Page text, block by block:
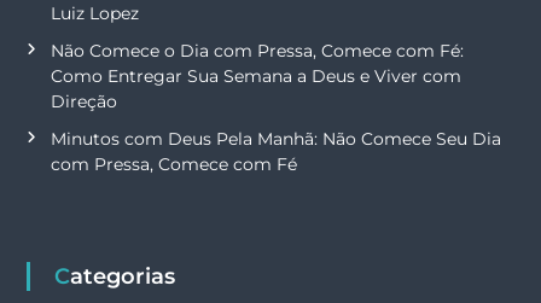
Luiz Lopez
Não Comece o Dia com Pressa, Comece com Fé:
Como Entregar Sua Semana a Deus e Viver com
Direção
Minutos com Deus Pela Manhã: Não Comece Seu Dia
com Pressa, Comece com Fé
Categorias